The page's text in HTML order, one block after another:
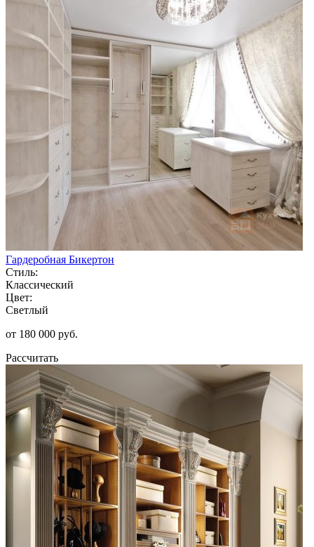
Гардеробная Бикертон
Стиль:
Классический
Цвет:
Светлый
от 180 000 руб.
Рассчитать